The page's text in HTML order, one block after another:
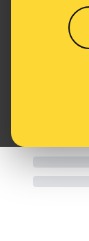
«El
El